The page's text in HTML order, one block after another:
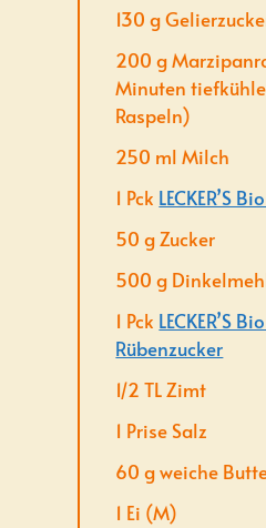
130 g
200 g
Minuten
Raspeln)
250 ml Milch
1 Pck LECKER’S
50 gZucker
500 g
1 Pck LECKER’S
Rübenzucker
1/2 TLZimt
1 Prise Salz
60 gweiche
1 Ei (M)